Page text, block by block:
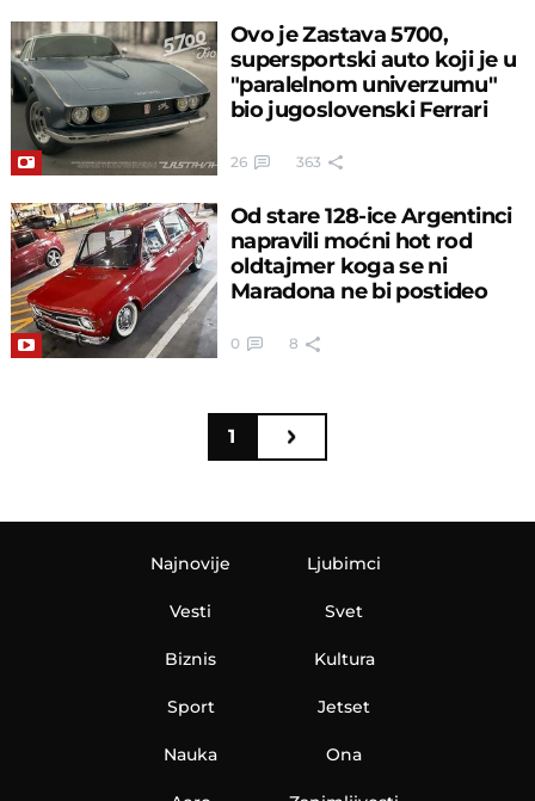
Ovo je Zastava 5700,
supersportski auto koji je u
"paralelnom univerzumu"
bio jugoslovenski Ferrari
26 363
Od stare 128-ice Argentinci
napravili moćni hot rod
oldtajmer koga se ni
Maradona ne bi postideo
0 8
1
Najnovije
Vesti
Biznis
Sport
Nauka
Ljubimci
Svet
Kultura
Jetset
Ona